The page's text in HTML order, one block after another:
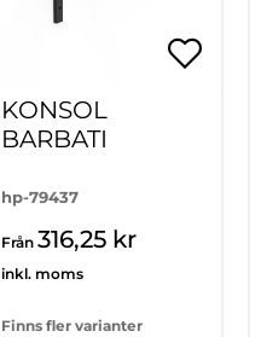
KONSOL
BARBATI
hp-79437
Från 316,25 kr
inkl. moms
Finns fler varianter